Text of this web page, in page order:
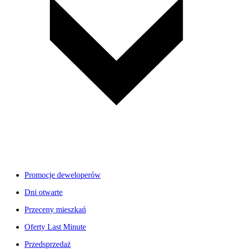
Promocje deweloperów
Dni otwarte
Przeceny mieszkań
Oferty Last Minute
Przedsprzedaż